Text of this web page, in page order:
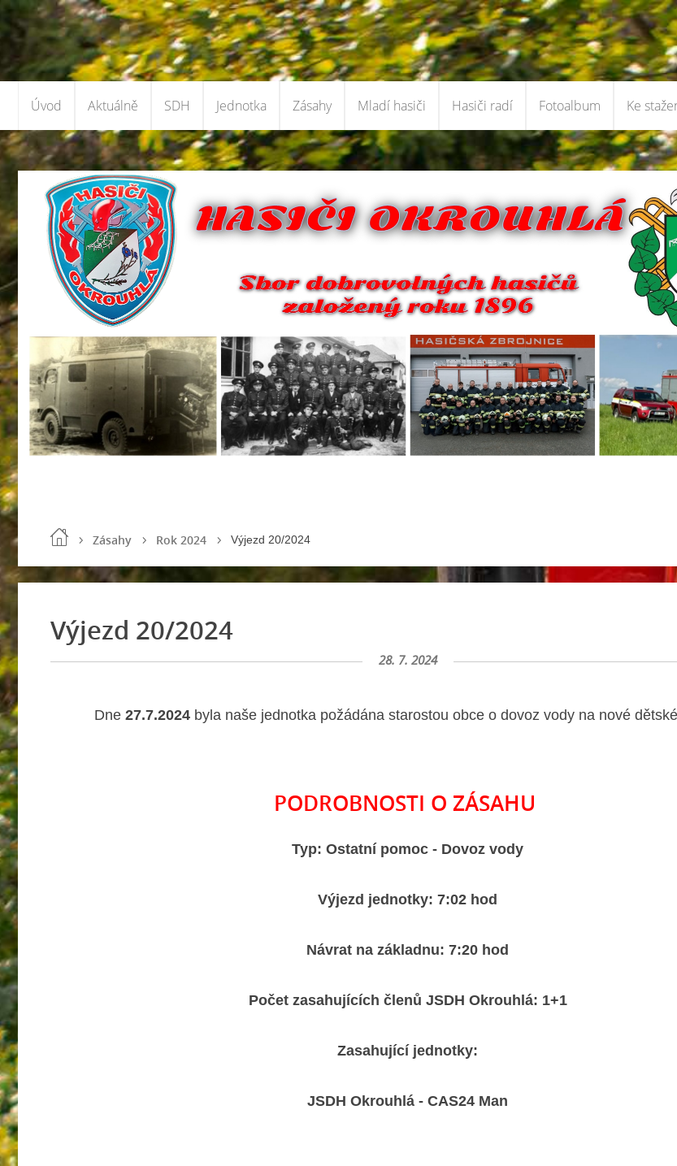
Úvod Aktuálně SDH Jednotka Zásahy Mladí hasiči Hasiči radí Fotoalbum Ke
Zásahy Rok 2024 Výjezd 20/2024
Výjezd 20/2024
28. 7. 2024
Dne 27.7.2024 byla naše jednotka požádána starostou obce o dovoz vody na nové
PODROBNOSTI O ZÁSAHU
Typ: Ostatní pomoc - Dovoz vody
Výjezd jednotky: 7:02 hod
Návrat na základnu: 7:20 hod
Počet zasahujících členů JSDH Okrouhlá: 1+1
Zasahující jednotky:
JSDH Okrouhlá - CAS24 Man